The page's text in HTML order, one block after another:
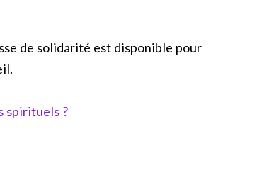
de solidarité est disponible pour
spirituels ?